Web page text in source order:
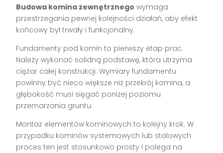
Budowa komina zewnętrznego wymaga
przestrzegania pewnej kolejności działań, aby efekt
końcowy był trwały i funkcjonalny.
Fundamenty pod komin to pierwszy etap prac.
Należy wykonać solidną podstawę, która utrzyma
ciężar całej konstrukcji. Wymiary fundamentu
powinny być nieco większe niż przekrój komina, a
głębokość musi sięgać poniżej poziomu
przemarzania gruntu.
Montaż elementów kominowych to kolejny krok. W
przypadku kominów systemowych lub stalowych
proces ten jest stosunkowo prosty i polega na